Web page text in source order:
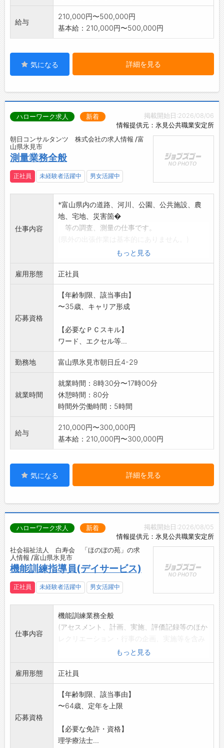
給与
210,000円〜500,000円
基本給：210,000円〜500,000円
気になる 詳細を見る
掲載開始日:2026/08/06
情報提供元：氷見公共職業安定所
ハローワーク求人 新着
朝日コンサルタンツ 株式会社の求人情報 /富
山県氷見市
測量業務全般
正社員 未経験者活躍中 男女活躍中
仕事内容
*富山県内の道路、河川、公園、公共施設、農
地、宅地、災害箇�
等の調査、測量の仕事です。
資格取得のため、講習会や資格試験等参加の
出張はあります。
(長くても1週間程度)
*約7割が外の仕事で、3割は事業所内での業務
になります。
外の仕事は、先輩社員と同行し、測量の補助
きます。
事業所内では、パソコンでワード、エクセ
ル、CAD、各種専用
ソフトを使用した入力、編集、図化作業を行っ
「変更範囲:変更なし」
もっと見る
雇用形態 正社員
応募資格
【年齢制限、該当事由】
〜35歳、キャリア形成
【必要なＰＣスキル】
ワード、エクセル等...
勤務地 富山県氷見市朝日丘4-29
就業時間
就業時間：8時30分〜17時00分
休憩時間：80分
時間外労働時間：5時間
給与
210,000円〜300,000円
基本給：210,000円〜300,000円
気になる 詳細を見る
掲載開始日:2026/08/05
情報提供元：氷見公共職業安定所
ハローワーク求人 新着
社会福祉法人 白寿会 「ほのぼの苑」の求
人情報 /富山県氷見市
機能訓練指導員(デイサービス)
正社員 未経験者活躍中 男女活躍中
仕事内容
機能訓練業務全般
(アセスメント、計画、実施、評価記録等のほか
「変更範囲:変更な
し」
※面接希望の方はハローワークから『紹介状』
の交付を受けてくだ
さい。
もっと見る
雇用形態 正社員
応募資格
【年齢制限、該当事由】
〜64歳、定年を上限
【必要な免許・資格】
理学療法士...